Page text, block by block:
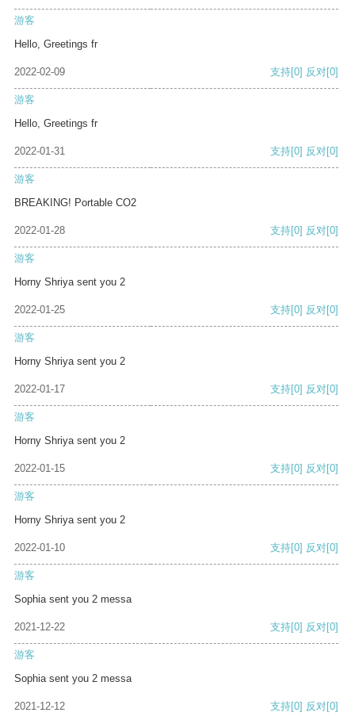
游客
Hello, Greetings fr
2022-02-09 支持[0] 反对[0]
游客
Hello, Greetings fr
2022-01-31 支持[0] 反对[0]
游客
BREAKING! Portable CO2
2022-01-28 支持[0] 反对[0]
游客
Horny Shriya sent you 2
2022-01-25 支持[0] 反对[0]
游客
Horny Shriya sent you 2
2022-01-17 支持[0] 反对[0]
游客
Horny Shriya sent you 2
2022-01-15 支持[0] 反对[0]
游客
Horny Shriya sent you 2
2022-01-10 支持[0] 反对[0]
游客
Sophia sent you 2 messa
2021-12-22 支持[0] 反对[0]
游客
Sophia sent you 2 messa
2021-12-12 支持[0] 反对[0]